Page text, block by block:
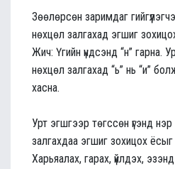
Зөөлөрсөн заримдаг
нөхцөл залгахад эгшиг
Жич: Үгийн үндсэнд “н” гарна.
нөхцөл залгахад “ь” нь “и”
хасна.
Урт эгшгээр төгссөн үгэнд нэр
залгахдаа эгшиг зохицох
Харьяалах, гарах, үйлдэх,